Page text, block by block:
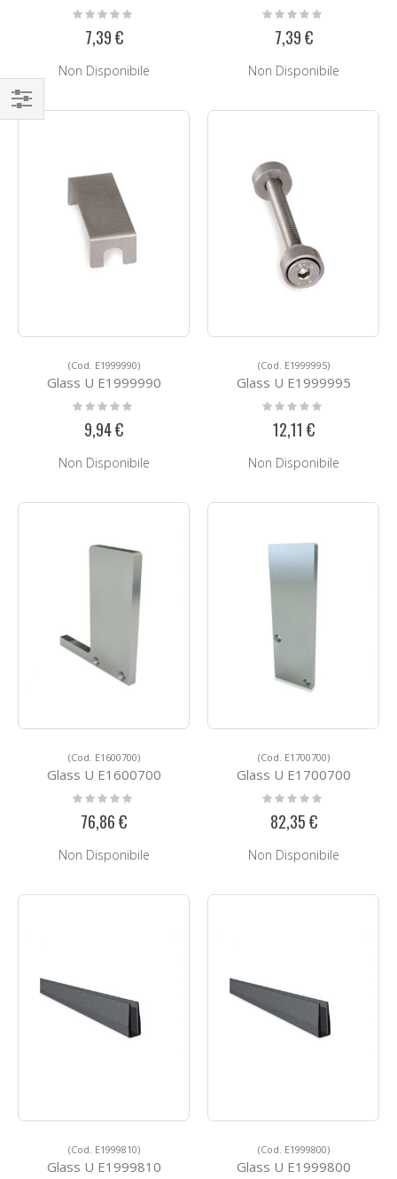
Rating:
0%
7,39 €
Non Disponibile
Rating:
0%
7,39 €
Non Disponibile
(Cod. E1999990)
Glass U E1999990
Rating:
0%
9,94 €
Non Disponibile
(Cod. E1999995)
Glass U E1999995
Rating:
0%
12,11 €
Non Disponibile
(Cod. E1600700)
Glass U E1600700
Rating:
76,86 €
Non Disponibile
(Cod. E1700700)
Glass U E1700700
Rating:
82,35 €
Non Disponibile
(Cod. E1999810)
Glass U E1999810
(Cod. E1999800)
Glass U E1999800
Naviga